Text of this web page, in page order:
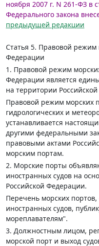
ноября 2007 г. N 261-ФЗ в
Федерального закона
предыдущей редакции
Статья 5. Правовой режим
Федерации
1. Правовой режим
Федерации является
на территории
Правовой режим морских
гидрологических и
устанавливается
другими федеральными
правовыми актами
морским портам.
2. Морские порты
иностранных судов на
Российской Федерации.
Перечень морских портов,
иностранных судов,
мореплавателям".
3. Должностным лицом,
морской порт и выход